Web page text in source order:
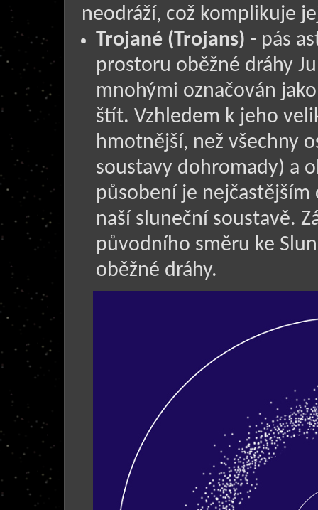
neodráží, což komplikuje
Trojané (Trojans) - pás
prostoru oběžné dráhy
mnohými označován
štít. Vzhledem k jeho
hmotnější, než všechny
soustavy dohromady) a
působení je
naší sluneční soustavě.
původního směru ke
oběžné dráhy.